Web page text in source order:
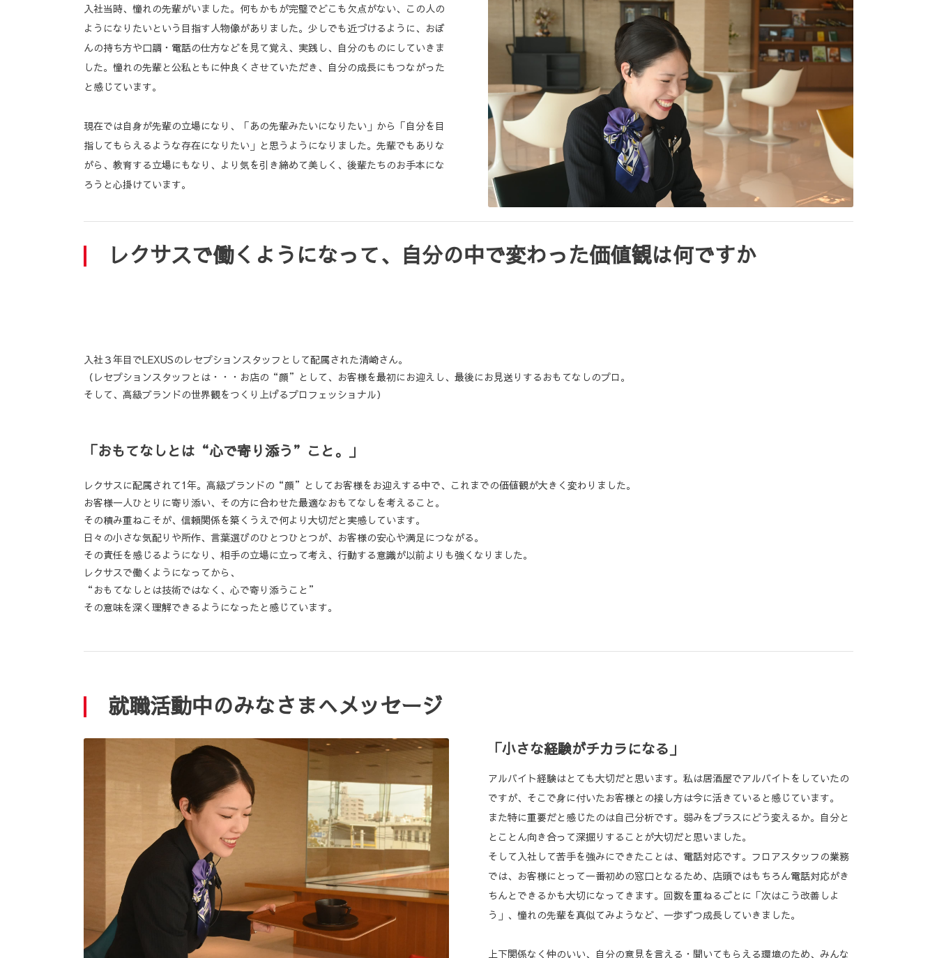
入社当時、憧れの先輩がいました。何もかもが完璧でどこも欠点がない、この人の
ようになりたいという目指す人物像がありました。少しでも近づけるように、おぼ
んの持ち方や口調・電話の仕方などを見て覚え、実践し、自分のものにしていきま
した。憧れの先輩と公私ともに仲良くさせていただき、自分の成長にもつながった
と感じています。
現在では自身が先輩の立場になり、「あの先輩みたいになりたい」から「自分を目
指してもらえるような存在になりたい」と思うようになりました。先輩でもありな
がら、教育する立場にもなり、より気を引き締めて美しく、後輩たちのお手本にな
ろうと心掛けています。
レクサスで働くようになって、自分の中で変わった価値観は何ですか
入社３年目でLEXUSのレセプションスタッフとして配属された清崎さん。
（レセプションスタッフとは・・・お店の“顔”として、お客様を最初にお迎えし、最後にお見送りするおもてなしのプロ。
そして、高級ブランドの世界観をつくり上げるプロフェッショナル）
「おもてなしとは“心で寄り添う”こと。」
レクサスに配属されて1年。高級ブランドの“顔”としてお客様をお迎えする中で、これまでの価値観が大きく変わりました。
お客様一人ひとりに寄り添い、その方に合わせた最適なおもてなしを考えること。
その積み重ねこそが、信頼関係を築くうえで何より大切だと実感しています。
日々の小さな気配りや所作、言葉選びのひとつひとつが、お客様の安心や満足につながる。
その責任を感じるようになり、相手の立場に立って考え、行動する意識が以前よりも強くなりました。
レクサスで働くようになってから、
“おもてなしとは技術ではなく、心で寄り添うこと”
その意味を深く理解できるようになったと感じています。
就職活動中のみなさまへメッセージ
「小さな経験がチカラになる」
アルバイト経験はとても大切だと思います。私は居酒屋でアルバイトをしていたの
ですが、そこで身に付いたお客様との接し方は今に活きていると感じています。
また特に重要だと感じたのは自己分析です。弱みをプラスにどう変えるか。自分と
とことん向き合って深掘りすることが大切だと思いました。
そして入社して苦手を強みにできたことは、電話対応です。フロアスタッフの業務
では、お客様にとって一番初めの窓口となるため、店頭ではもちろん電話対応がき
ちんとできるかも大切になってきます。回数を重ねるごとに「次はこう改善しよ
う」、憧れの先輩を真似てみようなど、一歩ずつ成長していきました。
上下関係なく仲のいい、自分の意見を言える・聞いてもらえる環境のため、みんな